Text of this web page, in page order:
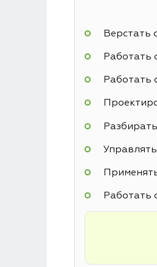
Верстать
Работать
Работать
Работать